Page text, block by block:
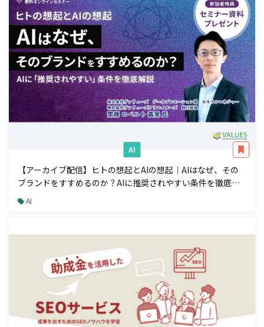
AI
【アーカイブ配信】ヒトの想起とAIの想起｜AIはなぜ、その
ブランドをすすめるのか？AIに推奨されやすい条件を徹底解
説 AI